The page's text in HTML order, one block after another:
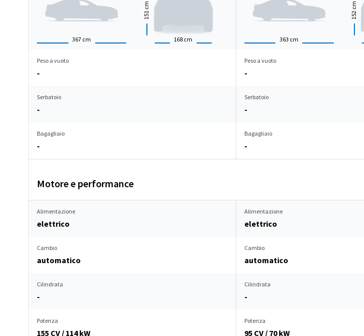
367 cm 168 cm
151
cm
363 cm
152
cm
Peso a vuoto
-
Peso a vuoto
-
Serbatoio
-
Serbatoio
-
Bagagliaio
-
Bagagliaio
-
Motore e performance
Alimentazione
elettrico
Alimentazione
elettrico
Cambio
automatico
Cambio
automatico
Cilindrata
-
Cilindrata
-
Potenza
155 CV / 114 kW
Potenza
95 CV / 70 kW